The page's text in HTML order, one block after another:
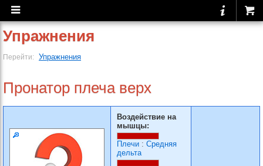
Упражнения
Перейти: Упражнения
Пронатор плеча верх
Воздействие на
мышцы:
Плечи : Средняя
дельта